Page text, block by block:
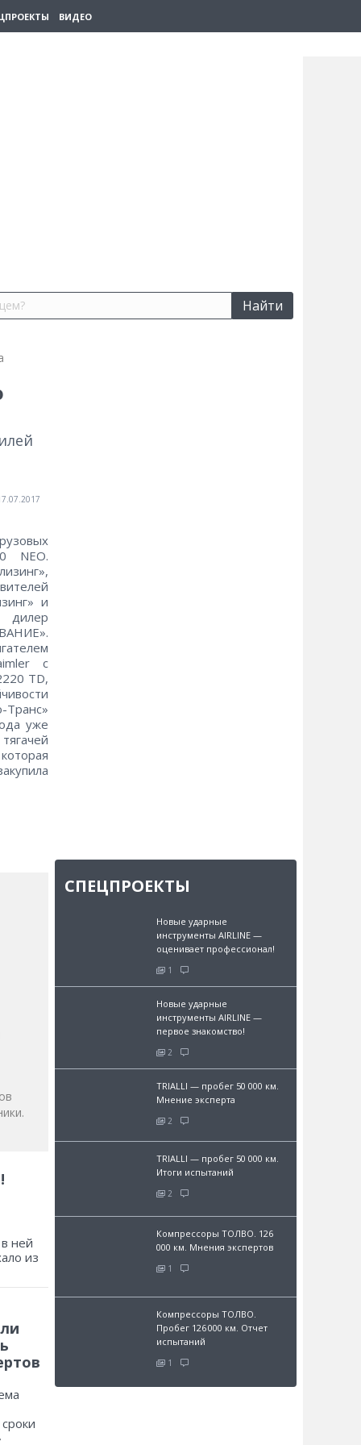
ВИДЕО
Найти
NEO.
и
дилер
с
ТD,
Транс»
уже
ней
из
СПЕЦПРОЕКТЫ
Новые ударные
инструменты AIRLINE —
оценивает профессионал!
1
Новые ударные
инструменты AIRLINE —
первое знакомство!
2
TRIALLI — пробег 50 000 км.
Мнение эксперта
2
TRIALLI — пробег 50 000 км.
Итоги испытаний
2
Компрессоры ТОЛВО. 126
000 км. Мнения экспертов
1
Компрессоры ТОЛВО.
Пробег 126 000 км. Отчет
испытаний
1